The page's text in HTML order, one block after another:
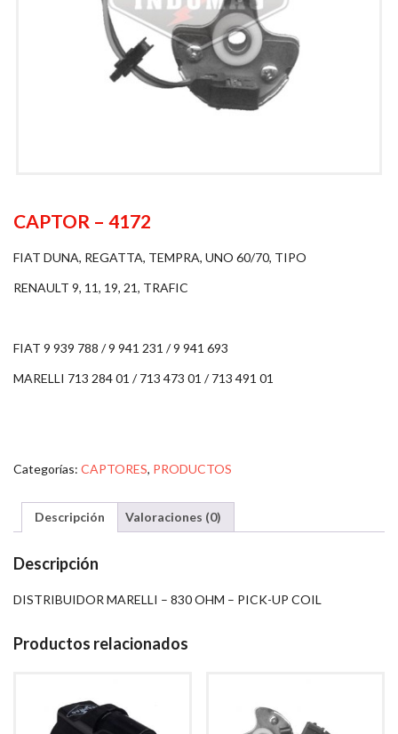
CAPTOR – 4172
FIAT DUNA, REGATTA, TEMPRA, UNO 60/70, TIPO
RENAULT 9, 11, 19, 21, TRAFIC
FIAT 9 939 788 / 9 941 231 / 9 941 693
MARELLI 713 284 01 / 713 473 01 / 713 491 01
Categorías: CAPTORES, PRODUCTOS
Descripción Valoraciones (0)
Descripción
DISTRIBUIDOR MARELLI – 830 OHM – PICK-UP COIL
Productos relacionados